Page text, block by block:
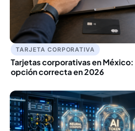
TARJETA CORPORATIVA
Tarjetas corporativas en México:
opción correcta en 2026